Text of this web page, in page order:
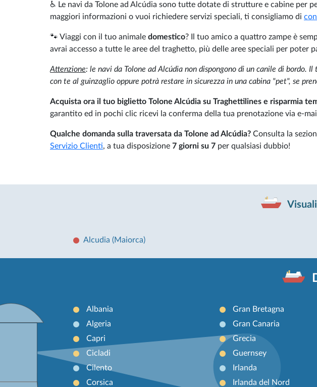
♿ Le navi da Tolone ad Alcúdia sono tutte dotate di strutture e cabine per
maggiori informazioni o vuoi richiedere servizi speciali, ti consigliamo di
🐾 Viaggi con il tuo animale domestico? Il tuo amico a quattro zampe è
avrai accesso a tutte le aree del traghetto, più delle aree speciali per poter
Attenzione: le navi da Tolone ad Alcúdia non dispongono di un canile di bordo.
con te al guinzaglio oppure potrà restare in sicurezza in una cabina "pet", se
Acquista ora il tuo biglietto Tolone Alcúdia su Traghettilines e risparmia
garantito ed in pochi clic ricevi la conferma della tua prenotazione via e-
Qualche domanda sulla traversata da Tolone ad Alcúdia? Consulta la
Servizio Clienti, a tua disposizione 7 giorni su 7 per qualsiasi dubbio!
Alcudia (Maiorca)
Albania
Algeria
Capri
Cicladi
Cilento
Corsica
Gran Bretagna
Gran Canaria
Grecia
Guernsey
Irlanda
Irlanda del Nord